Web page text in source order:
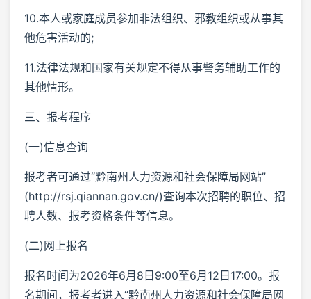
10.本人或家庭成员参加非法组织、邪教组织或从事其
他危害活动的;
11.法律法规和国家有关规定不得从事警务辅助工作的
其他情形。
三、报考程序
(一)信息查询
报考者可通过“黔南州人力资源和社会保障局网站”
(http://rsj.qiannan.gov.cn/)查询本次招聘的职位、招
聘人数、报考资格条件等信息。
(二)网上报名
报名时间为2026年6月8日9:00至6月12日17:00。报
名期间，报考者进入“黔南州人力资源和社会保障局网